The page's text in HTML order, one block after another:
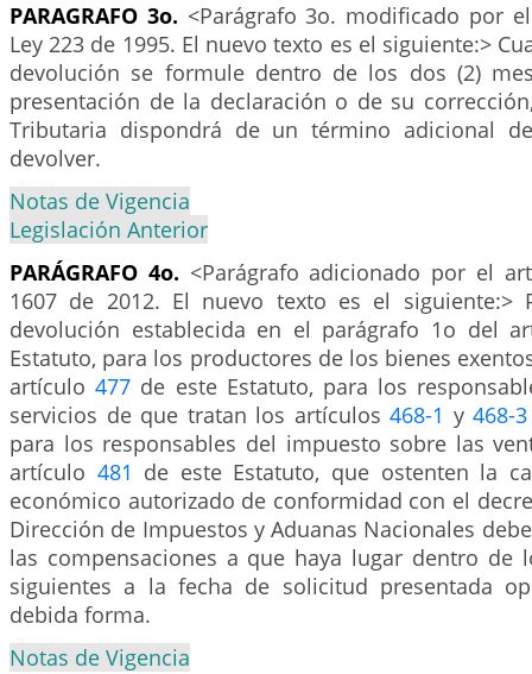
PARAGRAFO 3o. <Parágrafo 3o. modificado por
Ley 223 de 1995. El nuevo texto es el siguiente:>
devolución se formule dentro de los dos (2)
presentación de la declaración o de su
Tributaria dispondrá de un término adicional
devolver.
Notas de Vigencia
Legislación Anterior
PARÁGRAFO 4o. <Parágrafo adicionado por el
1607 de 2012. El nuevo texto es el siguiente:>
devolución establecida en el parágrafo 1o del
Estatuto, para los productores de los bienes
artículo477 de este Estatuto, para los
servicios de que tratan los artículos 468-1 y 468-3
para los responsables del impuesto sobre las
artículo 481 de este Estatuto, que ostenten la
económico autorizado de conformidad con el
Dirección de Impuestos y Aduanas Nacionales
las compensaciones a que haya lugar dentro de
siguientes a la fecha de solicitud presentada
debida forma.
Notas de Vigencia